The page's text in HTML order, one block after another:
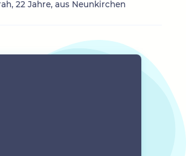
22 Jahre, aus Neunkirchen